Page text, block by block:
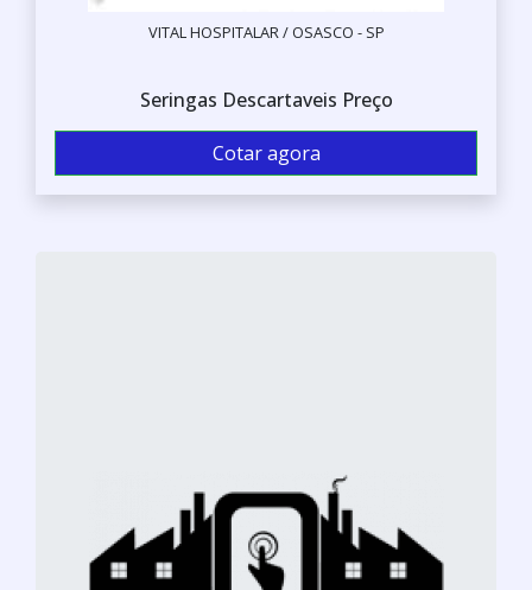
VITAL HOSPITALAR / OSASCO - SP
Seringas Descartaveis Preço
Cotar agora